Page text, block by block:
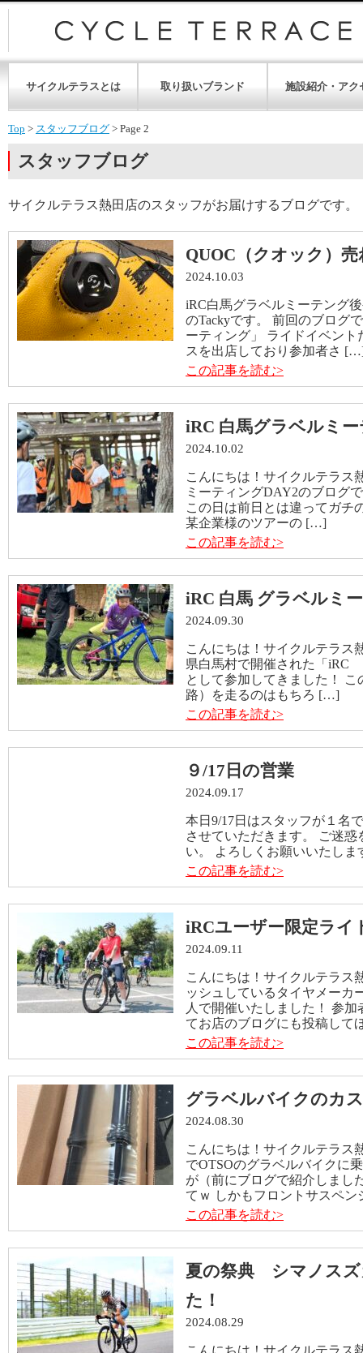
サイクルテラスとは 取り扱いブランド 施設紹介・アク
Top > スタッフブログ > Page 2
スタッフブログ
サイクルテラス熱田店のスタッフがお届けするブログです。
QUOC（クオック）
2024.10.03
iRC白馬グラベルミーテング
のTackyです。 前回のブログ
ーティング」 ライドイベン
スを出店しており参加者さ
この記事を読む>
iRC 白馬グラベルミ
2024.10.02
こんにちは！サイクルテラス
ミーティングDAY2のブログ
この日は前日とは違ってガチ
某企業様のツアーの […]
この記事を読む>
iRC 白馬 グラベルミ
2024.09.30
こんにちは！サイクルテラス
県白馬村で開催された「iRC
として参加してきました！
路）を走るのはもちろ […]
この記事を読む>
９/17日の営業
2024.09.17
本日9/17日はスタッフが１名
させていただきます。 ご迷
い。 よろしくお願いいたしま
この記事を読む>
iRCユーザー限定ライ
2024.09.11
こんにちは！サイクルテラス
ッシュしているタイヤメーカ
人で開催いたしました！ 参
てお店のブログにも投稿して
この記事を読む>
グラベルバイクのカ
2024.08.30
こんにちは！サイクルテラス
でOTSOのグラベルバイクに
が（前にブログで紹介しまし
てｗ しかもフロントサスペ
この記事を読む>
夏の祭典 シマノス
た！
2024.08.29
こんにちは！サイクルテラス